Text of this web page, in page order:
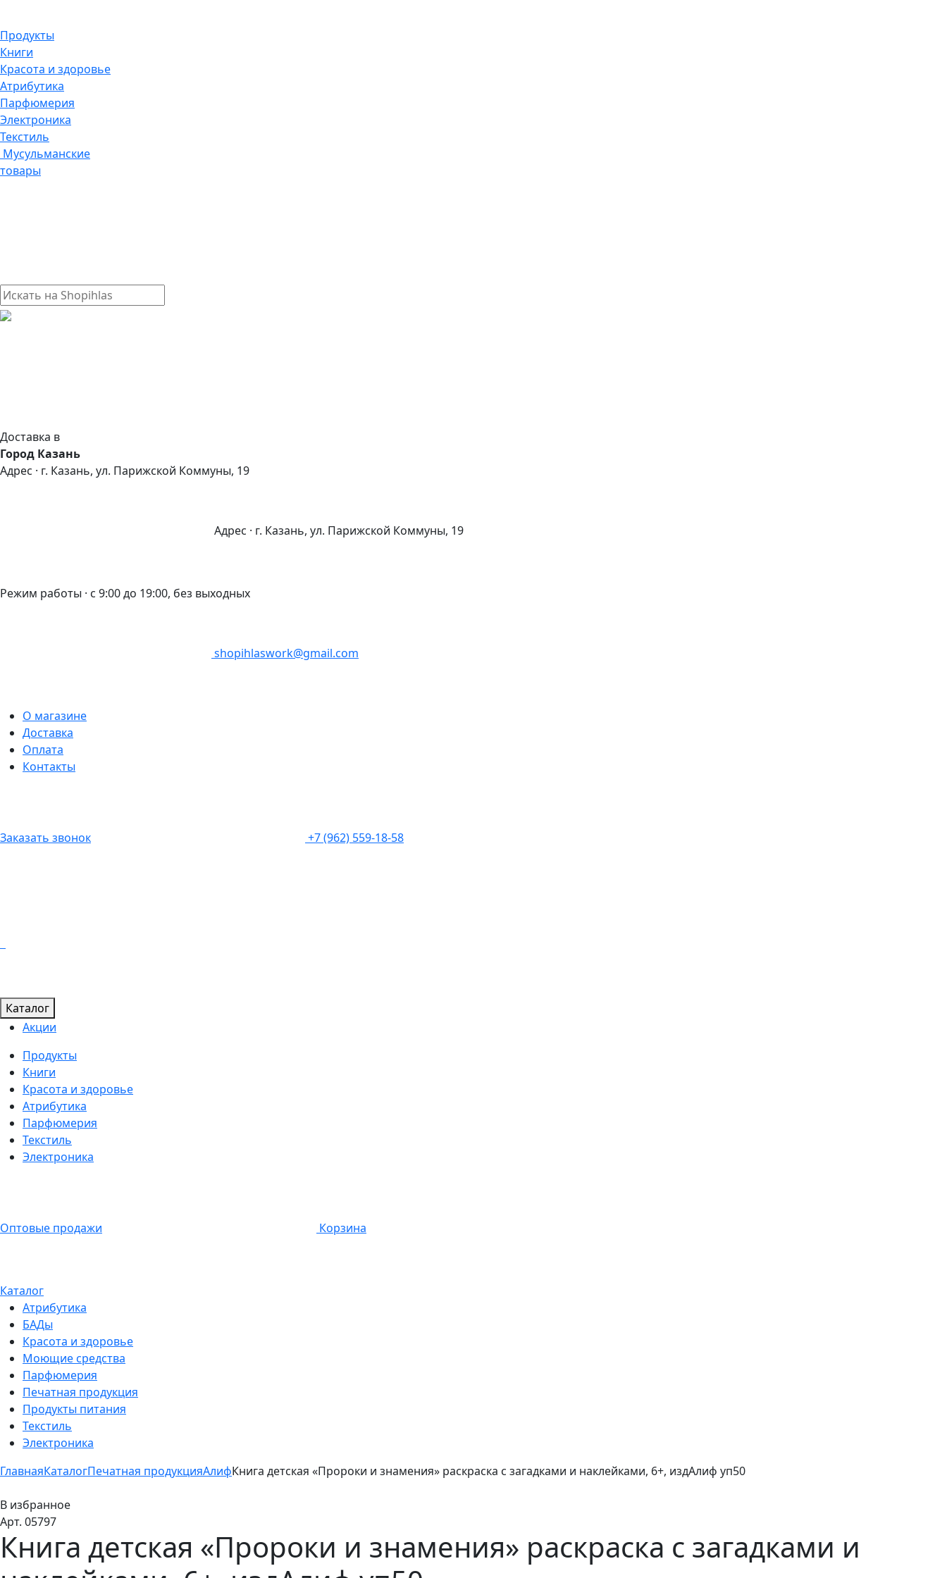
Продукты
Книги
Красота и здоровье
Атрибутика
Парфюмерия
Электроника
Текстиль
Мусульманские
товары
Доставка в
Город Казань
Адрес · г. Казань, ул. Парижской Коммуны, 19
Адрес · г. Казань, ул. Парижской Коммуны, 19
Режим работы · с 9:00 до 19:00, без выходных
shopihlaswork@gmail.com
О магазине
Доставка
Оплата
Контакты
Заказать звонок +7 (962) 559-18-58
Каталог
Акции
Продукты
Книги
Красота и здоровье
Атрибутика
Парфюмерия
Текстиль
Электроника
Оптовые продажи Корзина
Каталог
Атрибутика
БАДы
Красота и здоровье
Моющие средства
Парфюмерия
Печатная продукция
Продукты питания
Текстиль
Электроника
ГлавнаяКаталогПечатная продукцияАлифКнига детская «Пророки и знамения» раскраска с загадками и наклейками, 6+, издАлиф уп50
В избранное
Арт. 05797
Книга детская «Пророки и знамения» раскраска с загадками и